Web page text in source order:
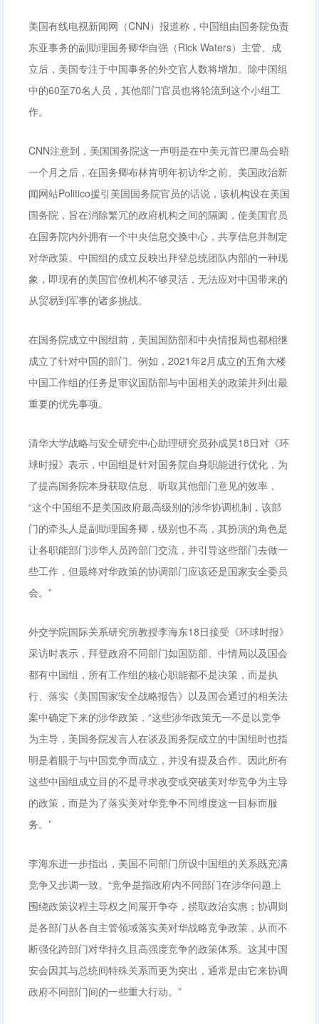
美国有线电视新闻网（CNN）报道称，中国组由国务院负责
东亚事务的副助理国务卿华自强（Rick Waters）主管。成
立后，美国专注于中国事务的外交官人数将增加。除中国组
中的60至70名人员，其他部门官员也将轮流到这个小组工
作。
CNN注意到，美国国务院这一声明是在中美元首巴厘岛会晤
一个月之后，在国务卿布林肯明年初访华之前。美国政治新
闻网站Politico援引美国国务院官员的话说，该机构设在美国
国务院，旨在消除繁冗的政府机构之间的隔阂，使美国官员
在国务院内外拥有一个中央信息交换中心，共享信息并制定
对华政策。中国组的成立反映出拜登总统团队内部的一种现
象，即现有的美国官僚机构不够灵活，无法应对中国带来的
从贸易到军事的诸多挑战。
在国务院成立中国组前，美国国防部和中央情报局也都相继
成立了针对中国的部门。例如，2021年2月成立的五角大楼
中国工作组的任务是审议国防部与中国相关的政策并列出最
重要的优先事项。
清华大学战略与安全研究中心助理研究员孙成昊18日对《环
球时报》表示，中国组是针对国务院自身职能进行优化，为
了提高国务院本身获取信息、听取其他部门意见的效率，
“这个中国组不是美国政府最高级别的涉华协调机制，该部
门的牵头人是副助理国务卿，级别也不高，其扮演的角色是
让各职能部门涉华人员跨部门交流，并引导这些部门去做一
些工作，但最终对华政策的协调部门应该还是国家安全委员
会。”
外交学院国际关系研究所教授李海东18日接受《环球时报》
采访时表示，拜登政府不同部门如国防部、中情局以及国会
都有中国组，所有工作组的核心职能都不是决策，而是执
行、落实《美国国家安全战略报告》以及国会通过的相关法
案中确定下来的涉华政策，“这些涉华政策无一不是以竞争
为主导，美国务院发言人在谈及国务院成立的中国组时也指
明是着眼于与中国竞争而成立，并没有提及合作。因此所有
这些中国组成立目的不是寻求改变或突破美对华竞争为主导
的政策，而是为了落实美对华竞争不同维度这一目标而服
务。”
李海东进一步指出，美国不同部门所设中国组的关系既充满
竞争又步调一致。“竞争是指政府内不同部门在涉华问题上
围绕政策议程主导权之间展开争夺，捞取政治实惠；协调则
是各部门从各自主管领域落实美对华战略竞争政策，从而不
断强化跨部门对华持久且高强度竞争的政策体系。这其中国
安会因其与总统间特殊关系而更为突出，通常是由它来协调
政府不同部门间的一些重大行动。”